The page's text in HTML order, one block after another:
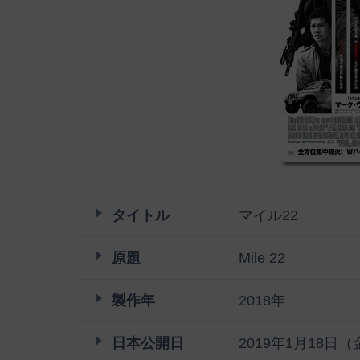
タイトル マイル22
原題 Mile 22
製作年 2018年
日本公開日 2019年1月18日（